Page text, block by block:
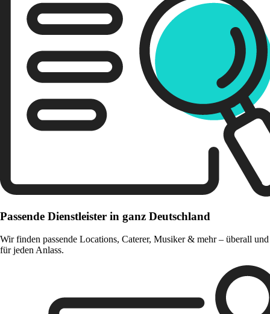
Passende Dienstleister in ganz Deutschland
Wir finden passende Locations, Caterer, Musiker & mehr – überall und
für jeden Anlass.